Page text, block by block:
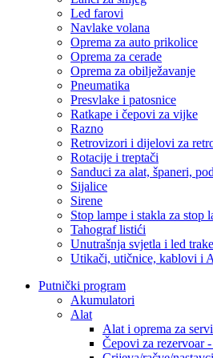
Led farovi
Navlake volana
Oprema za auto prikolice
Oprema za cerade
Oprema za obilježavanje
Pneumatika
Presvlake i patosnice
Ratkape i čepovi za vijke
Razno
Retrovizori i dijelovi za
Rotacije i treptači
Sanduci za alat, španeri,
Sijalice
Sirene
Stop lampe i stakla za stop
Tahograf listići
Unutrašnja svjetla i led trake
Utikači, utičnice, kablovi i
Putnički program
Akumulatori
Alat
Alat i oprema za
Čepovi za rezervoar